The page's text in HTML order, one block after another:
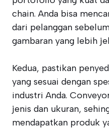
chain. Anda bisa
dari pelanggan
gambaran yang lebih
Kedua, pastikan
yang sesuai dengan
industri Anda.
jenis dan ukuran,
mendapatkan produk